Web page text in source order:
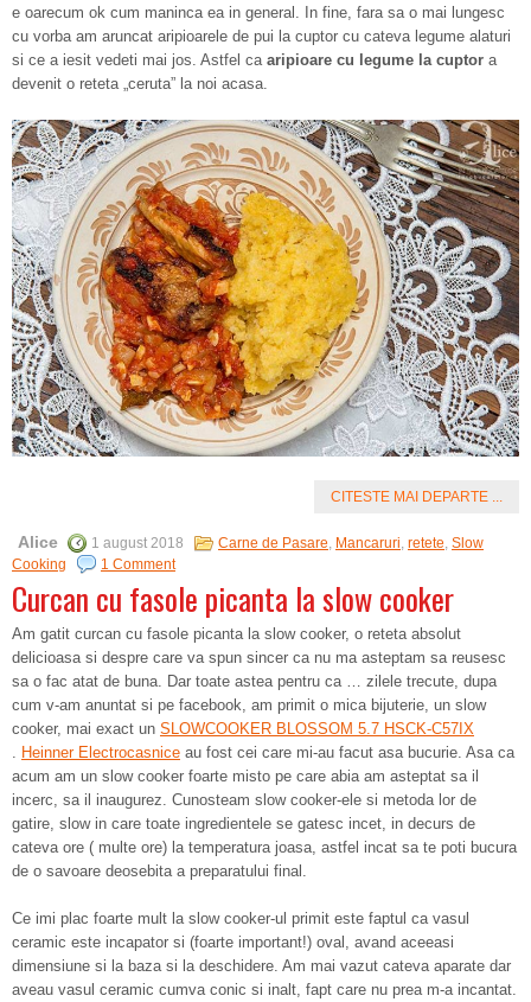
e oarecum ok cum maninca ea in general. In fine, fara sa o mai lungesc
cu vorba am aruncat aripioarele de pui la cuptor cu cateva legume alaturi
si ce a iesit vedeti mai jos. Astfel ca aripioare cu legume la cuptor a
devenit o reteta „ceruta” la noi acasa.
CITESTE MAI DEPARTE ...
Alice 1 august 2018 Carne de Pasare, Mancaruri, retete, Slow
Cooking
1 Comment
Curcan cu fasole picanta la slow cooker
Am gatit curcan cu fasole picanta la slow cooker, o reteta absolut
delicioasa si despre care va spun sincer ca nu ma asteptam sa reusesc
sa o fac atat de buna. Dar toate astea pentru ca … zilele trecute, dupa
cum v-am anuntat si pe facebook, am primit o mica bijuterie, un slow
cooker, mai exact un SLOWCOOKER BLOSSOM 5.7 HSCK-C57IX
. Heinner Electrocasnice au fost cei care mi-au facut asa bucurie. Asa ca
acum am un slow cooker foarte misto pe care abia am asteptat sa il
incerc, sa il inaugurez. Cunosteam slow cooker-ele si metoda lor de
gatire, slow in care toate ingredientele se gatesc incet, in decurs de
cateva ore ( multe ore) la temperatura joasa, astfel incat sa te poti bucura
de o savoare deosebita a preparatului final.
Ce imi plac foarte mult la slow cooker-ul primit este faptul ca vasul
ceramic este incapator si (foarte important!) oval, avand aceeasi
dimensiune si la baza si la deschidere. Am mai vazut cateva aparate dar
aveau vasul ceramic cumva conic si inalt, fapt care nu prea m-a incantat.